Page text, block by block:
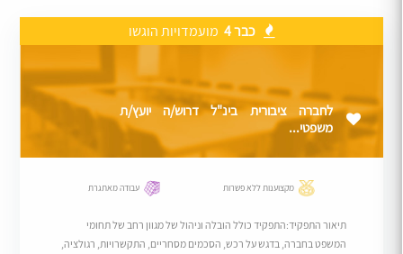
כבר 4 מועמדויות הוגשו
לחברה ציבורית בינ"ל דרוש/ה יועץ/ת
משפטי...
מקצוענות ללא פשרות עבודה מאתגרת
תיאור התפקיד:התפקיד כולל הובלה וניהול של מגוון רחב של תחומי
המשפט בחברה, בדגש על רכש, הסכמים מסחריים, התקשרויות, רגולציה,